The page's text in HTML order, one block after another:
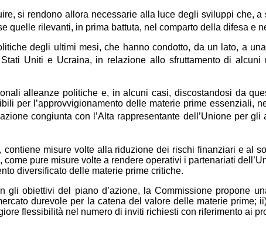
si rendono allora necessarie alla luce degli sviluppi che,
quelle rilevanti, in prima battuta, nel comparto della difesa e
degli ultimi mesi, che hanno condotto, da un lato, a
Uniti e Ucraina, in relazione allo sfruttamento di
alleanze politiche e, in alcuni casi, discostandosi da
per l’approvvigionamento delle materie prime essenziali,
congiunta con l’Alta rappresentante dell’Unione per
contiene misure volte alla riduzione dei rischi finanziari e al
pure misure volte a rendere operativi i partenariati
diversificato delle materie prime critiche.
gli obiettivi del piano d’azione, la Commissione propone
durevole per la catena del valore delle materie prime;
flessibilità nel numero di inviti richiesti con riferimento ai